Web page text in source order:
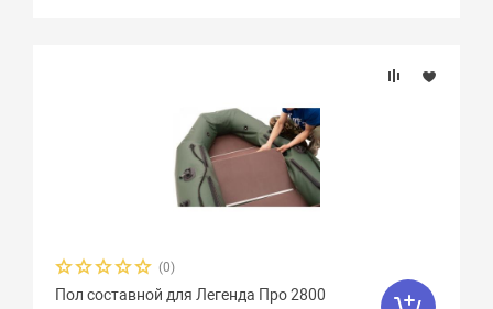
(0)
Пол составной для Легенда Про 2800